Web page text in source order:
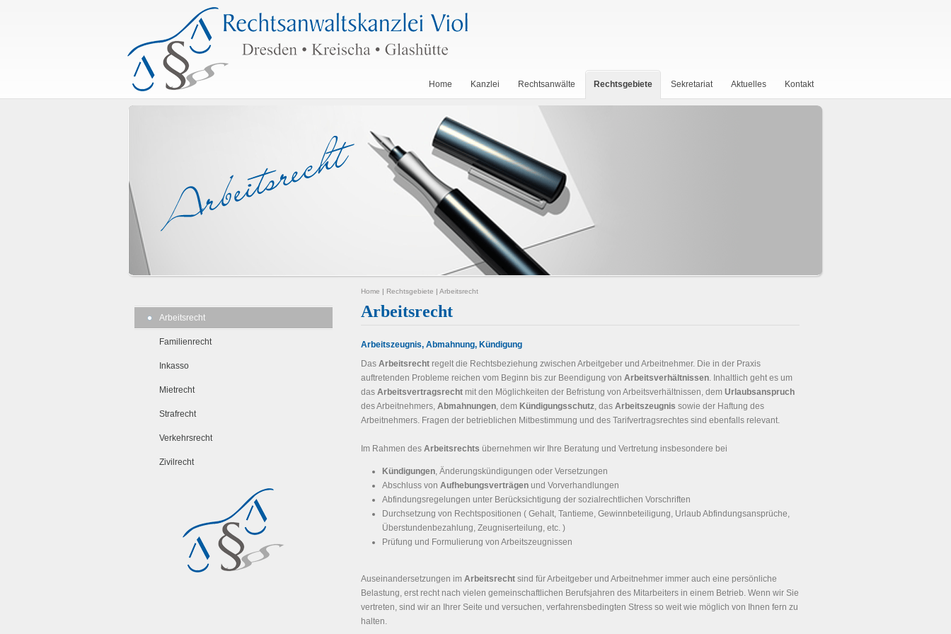
Home Kanzlei Rechtsanwälte Rechtsgebiete Sekretariat Aktuelles Kontakt
Arbeitsrecht
Familienrecht
Inkasso
Mietrecht
Strafrecht
Verkehrsrecht
Zivilrecht
Home | Rechtsgebiete | Arbeitsrecht
Arbeitsrecht
Arbeitszeugnis, Abmahnung, Kündigung
Das Arbeitsrecht regelt die Rechtsbeziehung zwischen Arbeitgeber und Arbeitnehmer. Die in der Praxis
auftretenden Probleme reichen vom Beginn bis zur Beendigung von Arbeitsverhältnissen. Inhaltlich geht es um
das Arbeitsvertragsrecht mit den Möglichkeiten der Befristung von Arbeitsverhältnissen, dem Urlaubsanspruch
des Arbeitnehmers, Abmahnungen, dem Kündigungsschutz, das Arbeitszeugnis sowie der Haftung des
Arbeitnehmers. Fragen der betrieblichen Mitbestimmung und des Tarifvertragsrechtes sind ebenfalls relevant.
Im Rahmen des Arbeitsrechts übernehmen wir Ihre Beratung und Vertretung insbesondere bei
Kündigungen, Änderungskündigungen oder Versetzungen
Abschluss von Aufhebungsverträgen und Vorverhandlungen
Abfindungsregelungen unter Berücksichtigung der sozialrechtlichen Vorschriften
Durchsetzung von Rechtspositionen ( Gehalt, Tantieme, Gewinnbeteiligung, Urlaub Abfindungsansprüche,
Überstundenbezahlung, Zeugniserteilung, etc. )
Prüfung und Formulierung von Arbeitszeugnissen
Auseinandersetzungen im Arbeitsrecht sind für Arbeitgeber und Arbeitnehmer immer auch eine persönliche
Belastung, erst recht nach vielen gemeinschaftlichen Berufsjahren des Mitarbeiters in einem Betrieb. Wenn wir Sie
vertreten, sind wir an Ihrer Seite und versuchen, verfahrensbedingten Stress so weit wie möglich von Ihnen fern zu
halten.